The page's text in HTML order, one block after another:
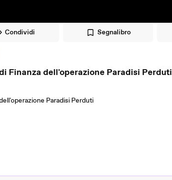
Condividi Segnalibro
Finanza dell'operazione Paradisi Perduti
Paradisi Perduti